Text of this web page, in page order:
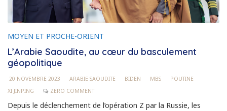
MOYEN ET PROCHE-ORIENT
L’Arabie Saoudite, au cœur du basculement
géopolitique
20 NOVEMBRE 2023 ARABIE SAOUDITE BIDEN MBS
POUTINE
XI JINPING
ZERO COMMENT
Depuis le déclenchement de l’opération Z par la Russie, les